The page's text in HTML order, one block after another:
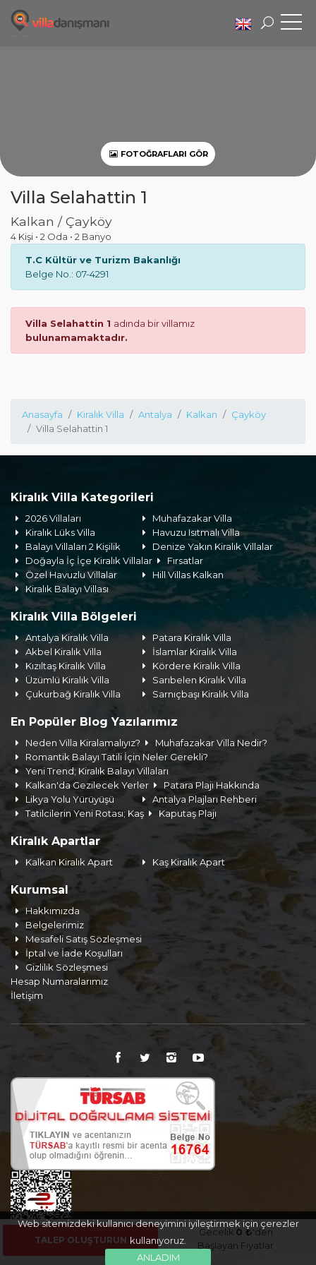
FOTOĞRAFLARI GÖR
Villa Selahattin 1
Kalkan / Çayköy
4 Kişi • 2 Oda • 2 Banyo
T.C Kültür ve Turizm Bakanlığı
Belge No.: 07-4291
Villa Selahattin 1 adında bir villamız
bulunamamaktadır.
Anasayfa Kiralık Villa Antalya Kalkan
Çayköy
Villa Selahattin 1
Kiralık Villa Kategorileri
2026 Villaları
Muhafazakar Villa
Kiralık Lüks Villa
Havuzu Isıtmalı Villa
Balayı Villaları 2 Kişilik
Denize Yakın Kiralık Villalar
Doğayla İç İçe Kiralık Villalar
Fırsatlar
Özel Havuzlu Villalar
Hill Villas Kalkan
Kiralık Balayı Villası
Kiralık Villa Bölgeleri
Antalya Kiralık Villa
Patara Kiralık Villa
Akbel Kiralık Villa
İslamlar Kiralık Villa
Kızıltaş Kiralık Villa
Kördere Kiralık Villa
Üzümlü Kiralık Villa
Sarıbelen Kiralık Villa
Çukurbağ Kiralık Villa
Sarnıçbaşı Kiralık Villa
En Popüler Blog Yazılarımız
Neden Villa Kiralamalıyız?
Muhafazakar Villa Nedir?
Romantik Balayı Tatili İçin Neler Gerekli?
Yeni Trend; Kiralık Balayı Villaları
Kalkan'da Gezilecek Yerler
Patara Plajı Hakkında
Likya Yolu Yürüyüşü
Antalya Plajları Rehberi
Tatilcilerin Yeni Rotası; Kaş
Kaputaş Plajı
Kiralık Apartlar
Kalkan Kiralık Apart Kaş Kiralık Apart
Kurumsal
Hakkımızda
Belgelerimiz
Mesafeli Satış Sözleşmesi
İptal ve İade Koşulları
Gizlilik Sözleşmesi
Hesap Numaralarımız
İletişim
Web sitemizdeki kullanıcı deneyimini iyileştirmek için çerezler
kullanıyoruz.
ANLADIM
TALEP OLUŞTURUN
Gecelik 0 ₺'den
Başlayan Fiyatlar